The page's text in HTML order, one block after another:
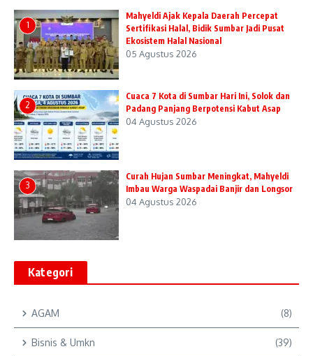
1
Mahyeldi Ajak Kepala Daerah Percepat
Sertifikasi Halal, Bidik Sumbar Jadi Pusat
Ekosistem Halal Nasional
05 Agustus 2026
2
Cuaca 7 Kota di Sumbar Hari Ini, Solok dan
Padang Panjang Berpotensi Kabut Asap
04 Agustus 2026
3
Curah Hujan Sumbar Meningkat, Mahyeldi
Imbau Warga Waspadai Banjir dan Longsor
04 Agustus 2026
Kategori
AGAM (8)
Bisnis & Umkn (39)